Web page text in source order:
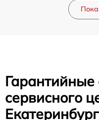
Гарантийные
сервисного